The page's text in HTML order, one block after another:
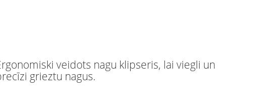
veidots nagu klipseris, lai viegli un
grieztu nagus.